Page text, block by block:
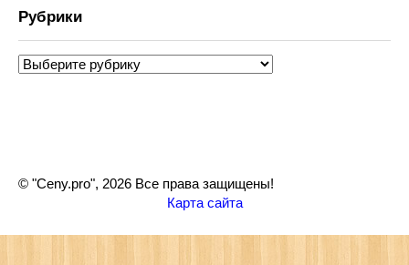
Рубрики
Рубрики
© "Ceny.pro", 2026 Все права защищены!
Карта сайта